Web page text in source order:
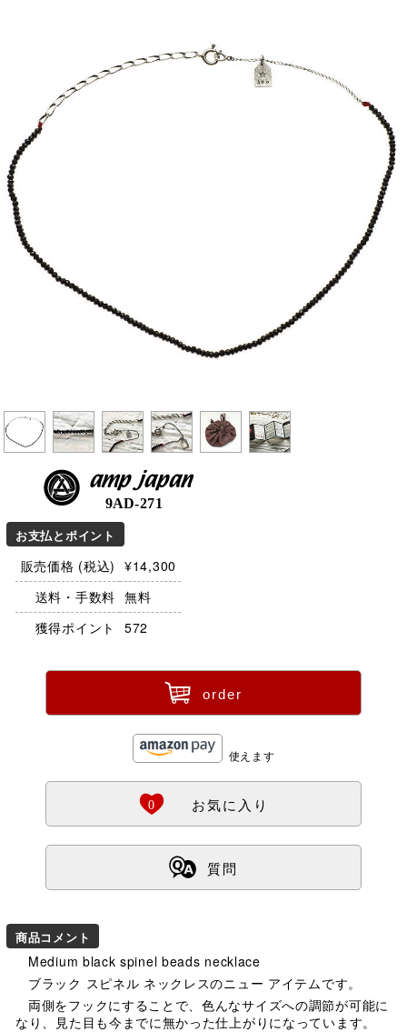
amp japan
9AD-271
お支払とポイント
販売価格 (税込) ¥14,300
送料・手数料 無料
獲得ポイント
572
ü order
使えます
Ö
0 お気に入り
ß 質問
商品コメント
Medium black spinel beads necklace
ブラック スピネル ネックレスのニュー アイテムです。
両側をフックにすることで、色んなサイズへの調節が可能に
なり、見た目も今までに無かった仕上がりになっています。